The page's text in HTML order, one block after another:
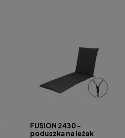
FUSION 2430 -
poduszka na leżak